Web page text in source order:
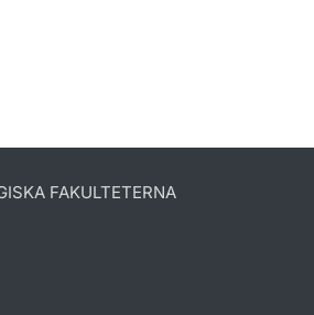
FAKULTETERNA